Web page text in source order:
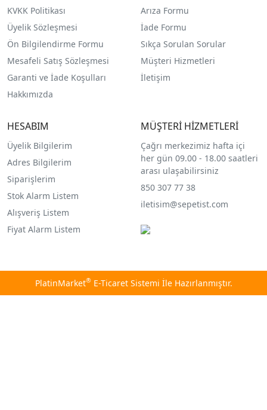
KVKK Politikası
Üyelik Sözleşmesi
Ön Bilgilendirme Formu
Mesafeli Satış Sözleşmesi
Garanti ve İade Koşulları
Hakkımızda
Arıza Formu
İade Formu
Sıkça Sorulan Sorular
Müşteri Hizmetleri
İletişim
HESABIM
Üyelik Bilgilerim
Adres Bilgilerim
Siparişlerim
Stok Alarm Listem
Alışveriş Listem
Fiyat Alarm Listem
MÜŞTERİ HİZMETLERİ
Çağrı merkezimiz hafta içi
her gün 09.00 - 18.00 saatleri
arası ulaşabilirsiniz
850 307 77 38
iletisim@sepetist.com
PlatinMarket®E-Ticaret Sistemi İle Hazırlanmıştır.